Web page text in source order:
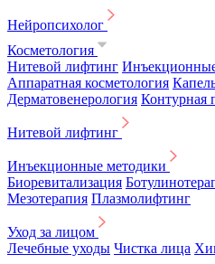
Нейропсихолог
Косметология
Нитевой лифтинг
Аппаратная косметология
Дерматовенерология Контурная
Нитевой лифтинг
Инъекционные методики
Биоревитализация
Мезотерапия Плазмолифтинг
Уход за лицом
Лечебные уходы Чистка лица